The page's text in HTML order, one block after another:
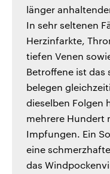
länger
In sehr seltenen
Herzinfarkte,
tiefen Venen
Betroffene ist das
belegen
dieselben Folgen
mehrere Hundert
Impfungen. Ein
eine
das